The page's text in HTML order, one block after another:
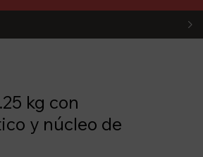
kg con
y núcleo de